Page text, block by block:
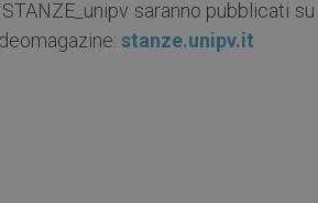
saranno pubblicati
stanze.unipv.it